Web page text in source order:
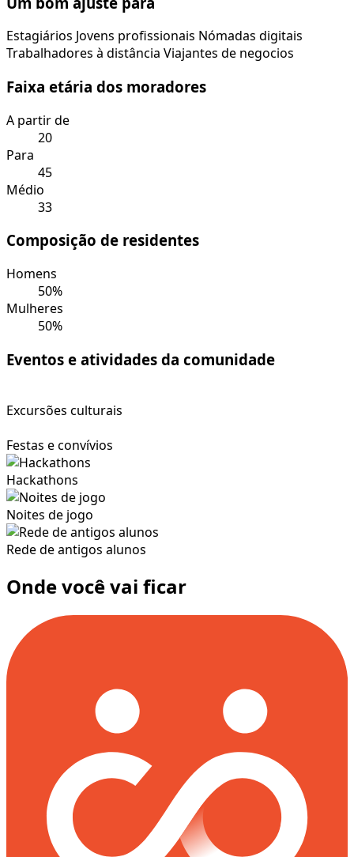
Estagiários Jovens profissionais Nómadas digitais
Trabalhadores à distância Viajantes de negocios
Faixa etária dos moradores
A partir de
20
Para
45
Médio
33
Composição de residentes
Homens
50%
Mulheres
50%
Eventos e atividades da comunidade
Excursões culturais
Festas e convívios
Hackathons
Noites de jogo
Rede de antigos alunos
Onde você vai ficar